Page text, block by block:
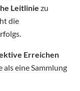
Leitlinie zu
die
Erreichen
als eine Sammlung